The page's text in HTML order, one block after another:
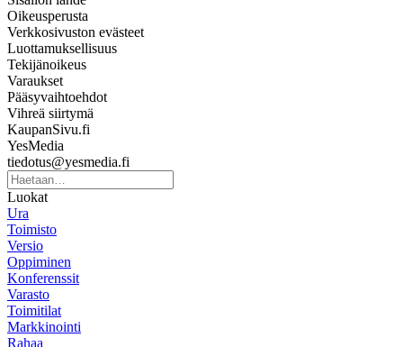
Oikeusperusta
Verkkosivuston evästeet
Luottamuksellisuus
Tekijänoikeus
Varaukset
Pääsyvaihtoehdot
Vihreä siirtymä
KaupanSivu.fi
YesMedia
tiedotus@yesmedia.fi
Luokat
Ura
Toimisto
Versio
Oppiminen
Konferenssit
Varasto
Toimitilat
Markkinointi
Rahaa